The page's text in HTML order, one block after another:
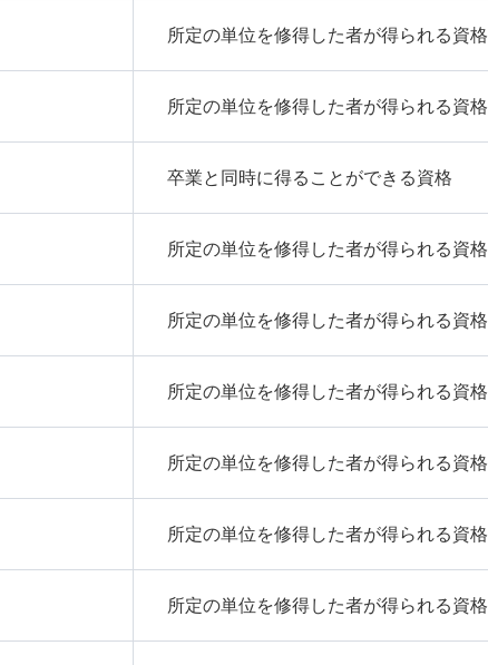
所定の単位を修得した者が得られる資格
所定の単位を修得した者が得られる資格
卒業と同時に得ることができる資格
所定の単位を修得した者が得られる資格
所定の単位を修得した者が得られる資格
所定の単位を修得した者が得られる資格
所定の単位を修得した者が得られる資格
所定の単位を修得した者が得られる資格
所定の単位を修得した者が得られる資格